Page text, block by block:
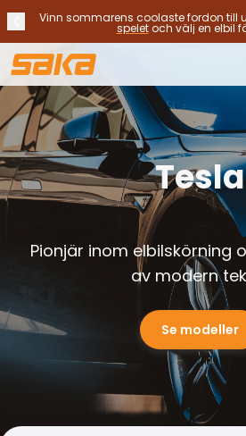
Tidigare meddelande
Vinn sommarens coolaste fordon till
speletoch välj en elbil
Stoppa meddelanden
✕
Byt bilar
Bränsletyp
Alla bilar til salu
Elbilar
Hybridbilar
Bensinbilar
Gasdrivna bilar
Vanliga frågor
Fordonstyper
SUV:ar och crossovers
Fyrhjulsdrift
Kombibilar
Tesla
Pionjär inom elbilskörning
av modern
Se modeller